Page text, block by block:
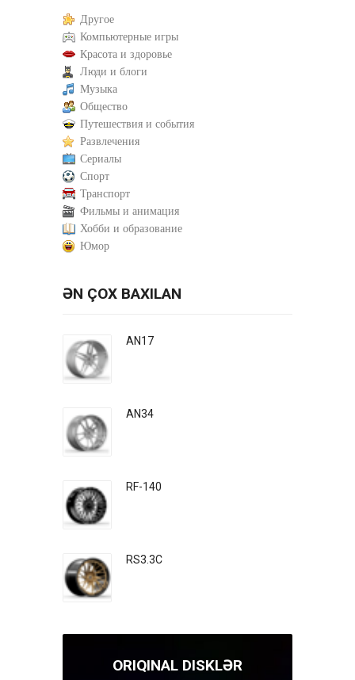
Другое
Компьютерные игры
Красота и здоровье
Люди и блоги
Музыка
Общество
Путешествия и события
Развлечения
Сериалы
Спорт
Транспорт
Фильмы и анимация
Хобби и образование
Юмор
ƏN ÇOX BAXILAN
AN17
AN34
RF-140
RS3.3C
ORIQINAL DISKLƏR